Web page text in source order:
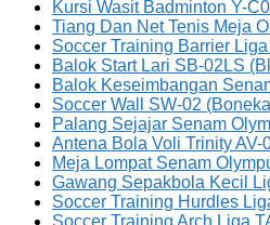
Kursi Wasit Badminton Y-
Tiang Dan Net Tenis Meja
Soccer Training Barrier
Balok Start Lari SB-02LS
Balok Keseimbangan
Soccer Wall SW-02
Palang Sejajar Senam
Antena Bola Voli Trinity AV-
Meja Lompat Senam
Gawang Sepakbola Kecil
Soccer Training Hurdles
Soccer Training Arch Liga